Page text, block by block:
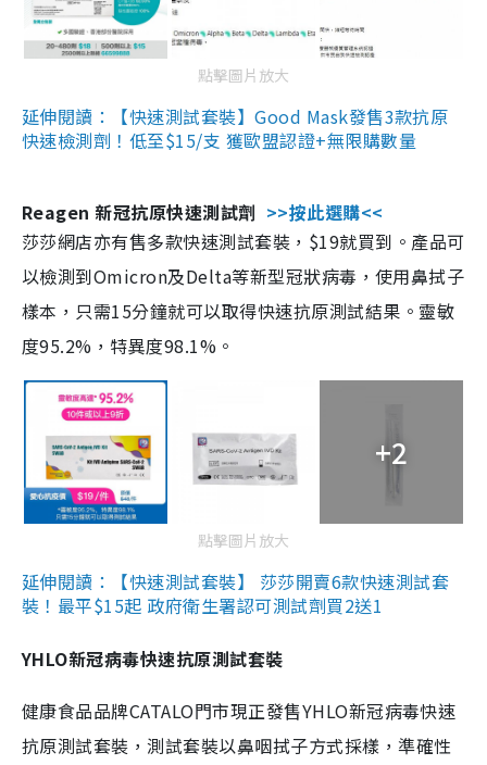
點擊圖片放大
延伸閱讀：【快速測試套裝】Good Mask發售3款抗原
快速檢測劑！低至$15/支 獲歐盟認證+無限購數量
Reagen 新冠抗原快速測試劑 >>按此選購<<
莎莎網店亦有售多款快速測試套裝，$19就買到。產品可
以檢測到Omicron及Delta等新型冠狀病毒，使用鼻拭子
樣本，只需15分鐘就可以取得快速抗原測試結果。靈敏
度95.2%，特異度98.1%。
+2
點擊圖片放大
延伸閱讀：【快速測試套裝】 莎莎開賣6款快速測試套
裝！最平$15起 政府衛生署認可測試劑買2送1
YHLO新冠病毒快速抗原測試套裝
健康食品品牌CATALO門市現正發售YHLO新冠病毒快速
抗原測試套裝，測試套裝以鼻咽拭子方式採樣，準確性